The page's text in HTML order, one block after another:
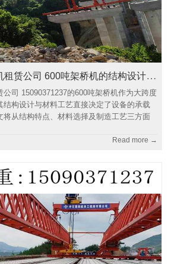
湖北恩施高铁架桥机租赁公司 600吨架桥机的结构设计与材料工艺分析
司 15090371237的600吨架桥机作为大跨度
结构设计与材料工艺直接决定了设备的承载
将从结构特点、材料选择及制造工艺三方面
Read more →